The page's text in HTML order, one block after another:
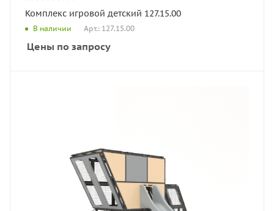
Комплекс игровой детский 127.15.00
В наличии Арт.: 127.15.00
Цены по запросу